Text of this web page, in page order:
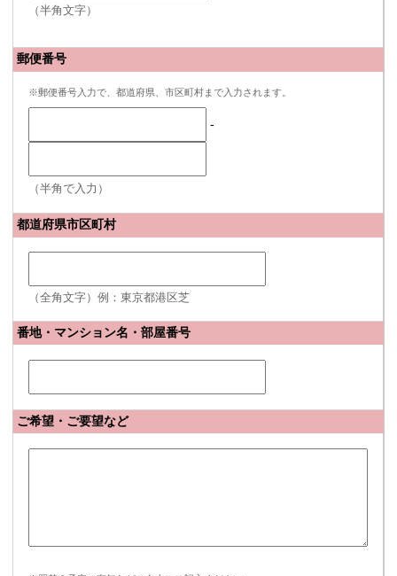
（半角文字）
郵便番号
※郵便番号入力で、都道府県、市区町村まで入力されます。
-
（半角で入力）
都道府県市区町村
（全角文字）例：東京都港区芝
番地・マンション名・部屋番号
ご希望・ご要望など